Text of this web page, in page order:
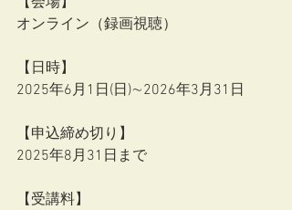
オンライン（録画視聴）
【日時】
2025年6⽉1⽇(⽇)∼2026年3⽉31⽇
【申込締め切り】
2025年8月31日まで
【受講料】